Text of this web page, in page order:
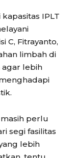
IPLT
C, Fitrayanto,
limbah di
lebih
perlu
segi fasilitas
lebih